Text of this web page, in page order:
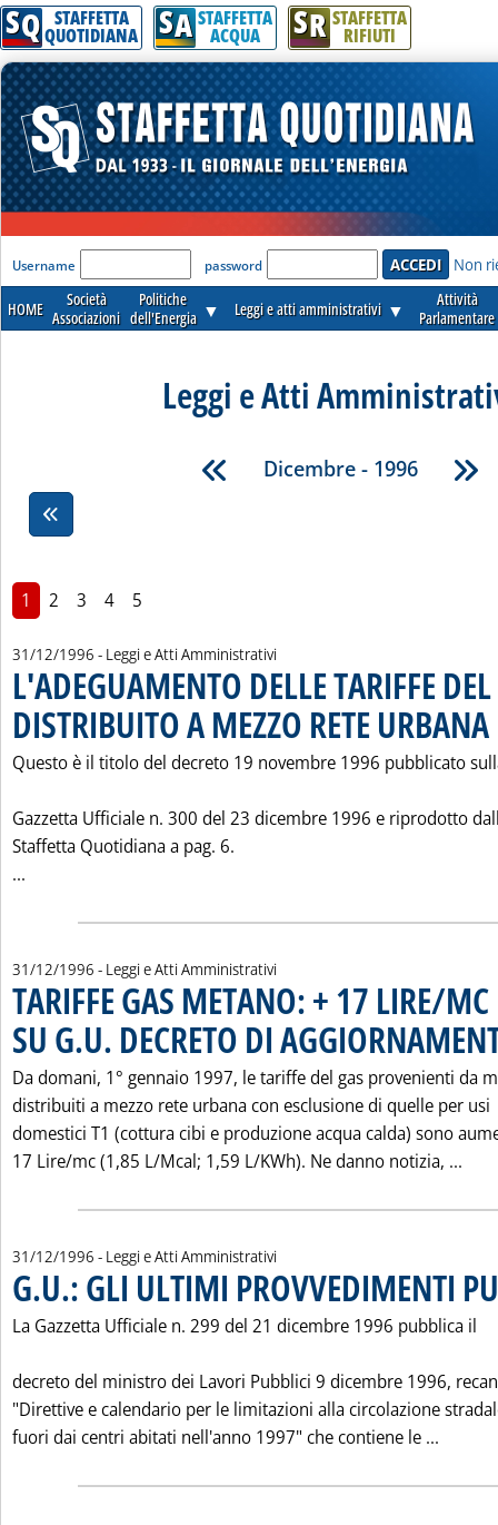
SQ STAFFETTA
QUOTIDIANA SA STAFFETTA
ACQUA SR STAFFETTA
RIFIUTI
'Modulo Login per accedere'
Username password Non
HOME
Società
Associazioni
Politiche
dell'Energia ▼ Leggi e atti amministrativi ▼
Attività
Parlamentare
Leggi e Atti
Dicembre - 1996
1 2 3 4 5
31/12/1996 - Leggi e Atti Amministrativi
L'ADEGUAMENTO DELLE TARIFFE
DISTRIBUITO A MEZZO RETE URBANA
Questo è il titolo del decreto 19 novembre 1996 pubblicato
Gazzetta Ufficiale n. 300 del 23 dicembre 1996 e riprodotto
Staffetta Quotidiana a pag. 6.
...
31/12/1996 - Leggi e Atti Amministrativi
TARIFFE GAS METANO: + 17 LIRE/
SU G.U. DECRETO DI
Da domani, 1° gennaio 1997, le tariffe del gas provenienti da
distribuiti a mezzo rete urbana con esclusione di quelle per usi
domestici T1 (cottura cibi e produzione acqua calda) sono
17 Lire/mc (1,85 L/Mcal; 1,59 L/KWh). Ne danno notizia, ...
31/12/1996 - Leggi e Atti Amministrativi
G.U.: GLI ULTIMI PROVVEDIMENTI
La Gazzetta Ufficiale n. 299 del 21 dicembre 1996 pubblica il
decreto del ministro dei Lavori Pubblici 9 dicembre 1996,
"Direttive e calendario per le limitazioni alla circolazione
fuori dai centri abitati nell'anno 1997" che contiene le ...